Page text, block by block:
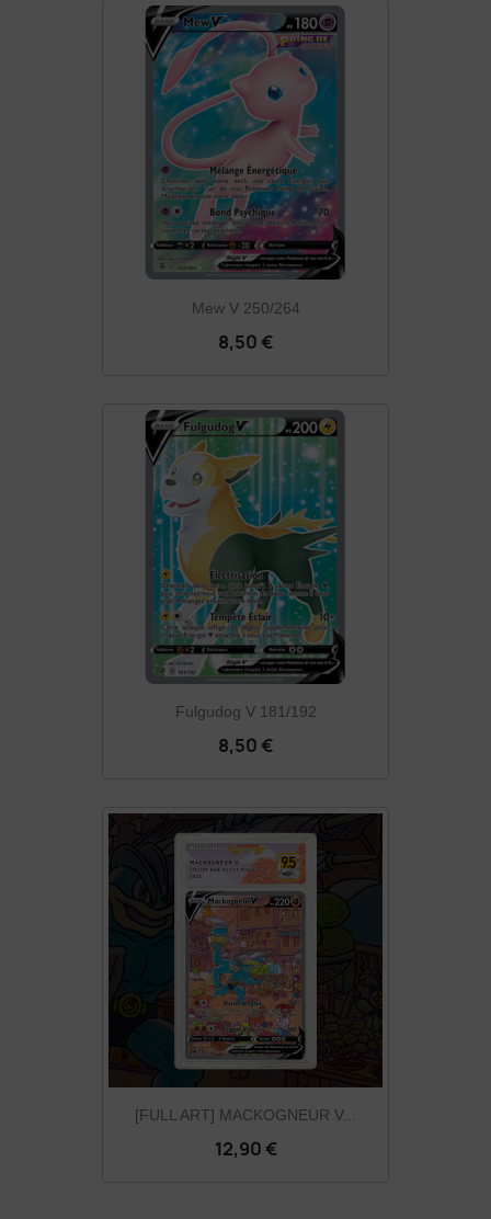
Mew V 250/264
8,50 €
Fulgudog V 181/192
8,50 €
[FULL ART] MACKOGNEUR V...
12,90 €